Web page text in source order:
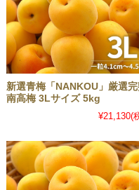
新選青梅「NANKOU」厳選
南高梅 3Lサイズ 5kg
¥21,130(